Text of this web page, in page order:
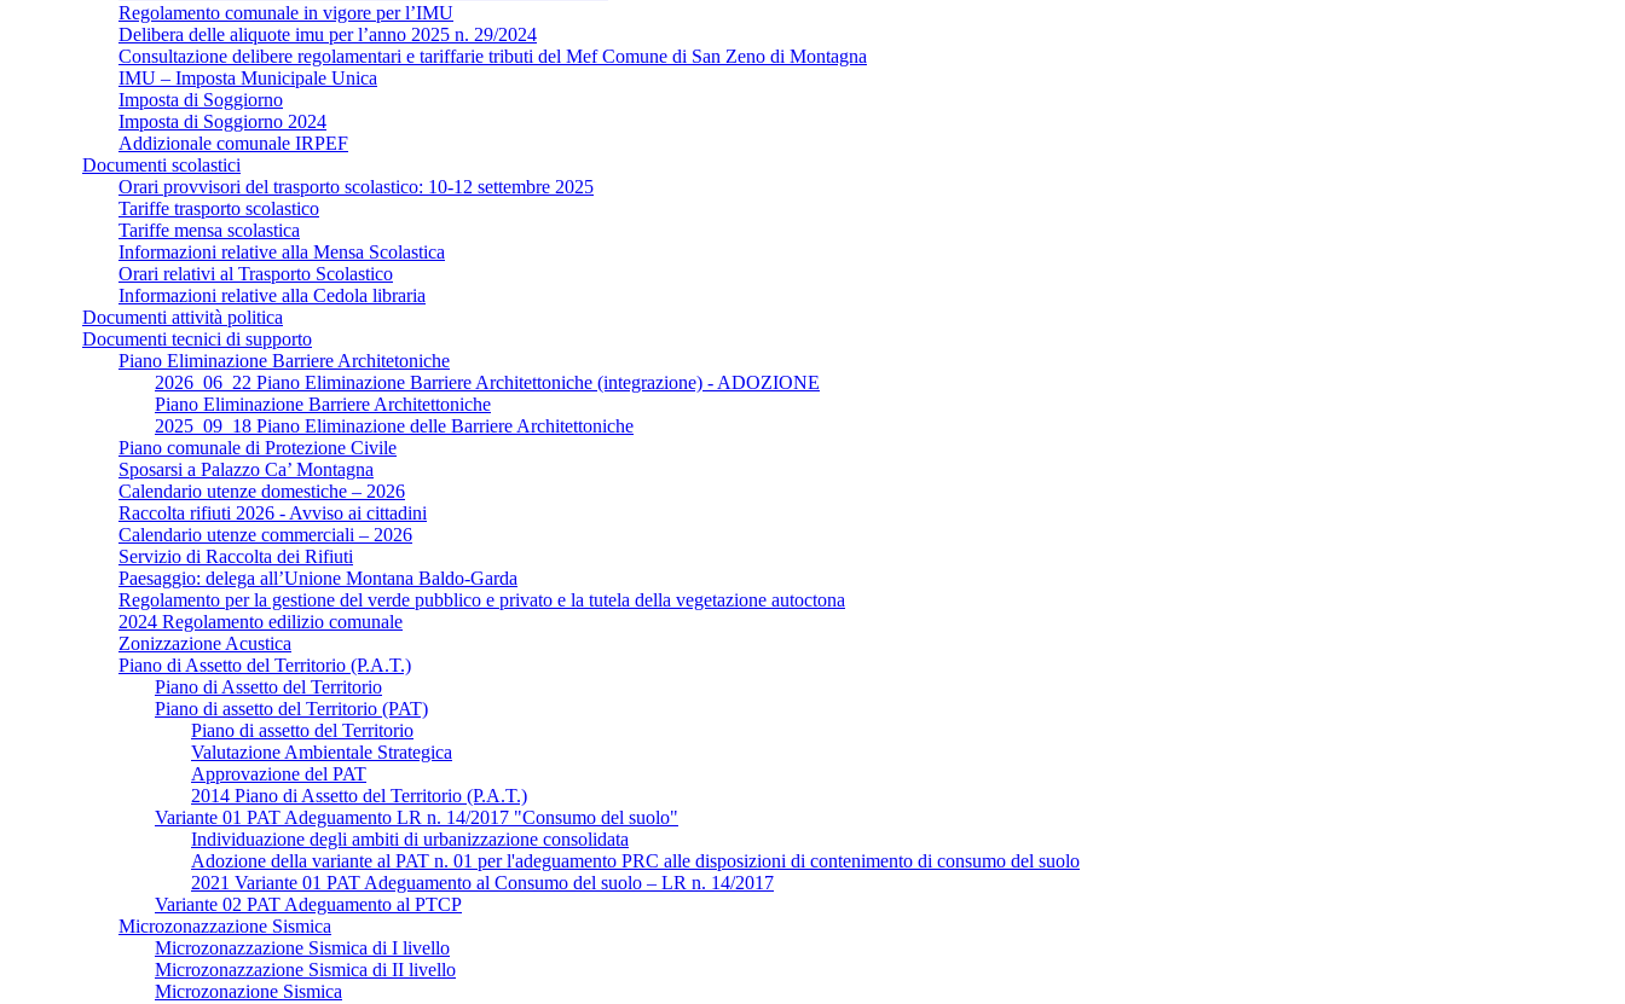
Regolamento comunale in vigore per l’IMU
Delibera delle aliquote imu per l’anno 2025 n. 29/2024
Consultazione delibere regolamentari e tariffarie tributi del Mef Comune di San Zeno di Montagna
IMU – Imposta Municipale Unica
Imposta di Soggiorno
Imposta di Soggiorno 2024
Addizionale comunale IRPEF
Documenti scolastici
Orari provvisori del trasporto scolastico: 10-12 settembre 2025
Tariffe trasporto scolastico
Tariffe mensa scolastica
Informazioni relative alla Mensa Scolastica
Orari relativi al Trasporto Scolastico
Informazioni relative alla Cedola libraria
Documenti attività politica
Documenti tecnici di supporto
Piano Eliminazione Barriere Architetoniche
2026_06_22 Piano Eliminazione Barriere Architettoniche (integrazione) - ADOZIONE
Piano Eliminazione Barriere Architettoniche
2025_09_18 Piano Eliminazione delle Barriere Architettoniche
Piano comunale di Protezione Civile
Sposarsi a Palazzo Ca’ Montagna
Calendario utenze domestiche – 2026
Raccolta rifiuti 2026 - Avviso ai cittadini
Calendario utenze commerciali – 2026
Servizio di Raccolta dei Rifiuti
Paesaggio: delega all’Unione Montana Baldo-Garda
Regolamento per la gestione del verde pubblico e privato e la tutela della vegetazione autoctona
2024 Regolamento edilizio comunale
Zonizzazione Acustica
Piano di Assetto del Territorio (P.A.T.)
Piano di Assetto del Territorio
Piano di assetto del Territorio (PAT)
Piano di assetto del Territorio
Valutazione Ambientale Strategica
Approvazione del PAT
2014 Piano di Assetto del Territorio (P.A.T.)
Variante 01 PAT Adeguamento LR n. 14/2017 "Consumo del suolo"
Individuazione degli ambiti di urbanizzazione consolidata
Adozione della variante al PAT n. 01 per l'adeguamento PRC alle disposizioni di contenimento di consumo del suolo
2021 Variante 01 PAT Adeguamento al Consumo del suolo – LR n. 14/2017
Variante 02 PAT Adeguamento al PTCP
Microzonazzazione Sismica
Microzonazzazione Sismica di I livello
Microzonazzazione Sismica di II livello
Microzonazione Sismica